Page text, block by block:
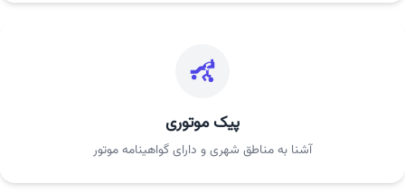
پیک موتوری
آشنا به مناطق شهری و دارای گواهینامه موتور